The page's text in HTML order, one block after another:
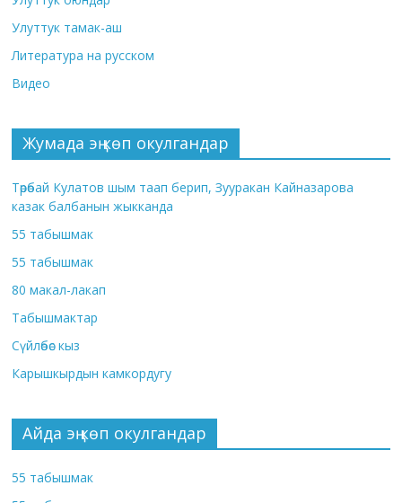
Улуттук тамак-аш
Литература на русском
Видео
Жумада эң көп окулгандар
Төрөбай Кулатов шым таап берип, Зууракан Кайназарова
казак балбанын жыкканда
55 табышмак
55 табышмак
80 макал-лакап
Табышмактар
Сүйлөбөс кыз
Карышкырдын камкордугу
Айда эң көп окулгандар
55 табышмак